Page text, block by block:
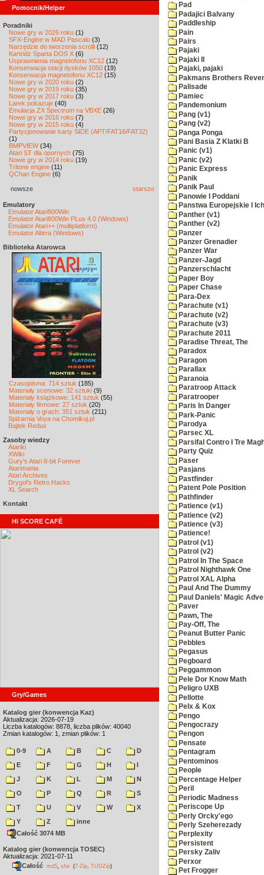
Pomocnik/Helper
Poradniki
Nowe gry w 2026 roku (1)
SFX-Engine w MAD Pascalu (3)
Narzędzie do tworzenia scrolli (12)
Kartridż Sparta DOS X (6)
Usprawnienia magnetofonu XC12 (12)
Konserwacja stacji dysków 1050 (19)
Konserwacja magnetofonu XC12 (15)
Nowe gry w 2020 roku (2)
Nowe gry w 2019 roku (35)
Nowe gry w 2017 roku (3)
Larek pokazuje (40)
Emulacja ZX Spectrum na VBXE (26)
Nowe gry w 2016 roku (7)
Nowe gry w 2015 roku (4)
Partycjonowanie karty SIDE (APT/FAT16/FAT32)
(1)
BMPVIEW(34)
Atari ST dla opornych (75)
Nowe gry w 2014 roku (19)
Tritone engine (11)
QChan Engine (6)
nowsze starsze
Emulatory
Emulator Atari800Win
Emulator Atari800Win PLus 4.0 (Windows)
Emulator Atari++ (multiplatform)
Emulator Altirra (Windows)
Biblioteka Atarowca
Czasopisma: 714 sztuk (185)
Materiały scenowe: 32 sztuki (9)
Materiały książkowe: 141 sztuk (55)
Materiały firmowe: 27 sztuk (20)
Materiały o grach: 351 sztuk (211)
Spiżarnia Voya na Chomikuj.pl
Bajtek Redux
Zasoby wiedzy
Atariki
XWiki
Gury's Atari 8-bit Forever
Atarimania
Atari Archives
Drygol's Retro Hacks
XL Search
Kontakt
HI SCORE CAFÉ
Gry/Games
Katalog gier (konwencja Kaz)
Aktualizacja: 2026-07-19
Liczba katalogów: 8878, liczba plików: 40040
Zmian katalogów: 1, zmian plików: 1
0-9 A B C
D
E
F G H
I
J
K L M
N
O
P Q R
S
T
U V W
X
Y
Z
inne
Całość 3074 MB
Katalog gier (konwencja TOSEC)
Aktualizacja: 2021-07-11
Całość md5 sha (7-Zip TUGZip)
Pad
Padajici Balvany
Paddleship
Pain
Pairs
Pajaki
Pajaki II
Pajaki, pajaki
Pakmans Brothers
Palisade
Pamiec
Pandemonium
Pang (v1)
Pang (v2)
Panga Ponga
Pani Basia Z Klatki B
Panic (v1)
Panic (v2)
Panic Express
Panik
Panik Paul
Panowie I Poddani
Panstwa Europejskie I
Panther (v1)
Panther (v2)
Panzer
Panzer Grenadier
Panzer War
Panzer-Jagd
Panzerschlacht
Paper Boy
Paper Chase
Para-Dex
Parachute (v1)
Parachute (v2)
Parachute (v3)
Parachute 2011
Paradise Threat, The
Paradox
Paragon
Parallax
Paranoia
Paratroop Attack
Paratrooper
Paris In Danger
Park-Panic
Parodya
Parsec XL
Parsifal Contro I Tre
Party Quiz
Paser
Pasjans
Pastfinder
Patent Pole Position
Pathfinder
Patience (v1)
Patience (v2)
Patience (v3)
Patience!
Patrol (v1)
Patrol (v2)
Patrol In The Space
Patrol Nighthawk One
Patrol XAL Alpha
Paul And The Dummy
Paul Daniels' Magic
Paver
Pawn, The
Pay-Off, The
Peanut Butter Panic
Pebbles
Pegasus
Pegboard
Peggammon
Pele Dor Know Math
Peligro UXB
Pellotte
Pelx & Kox
Pengo
Pengocrazy
Pengon
Pensate
Pentagram
Pentominos
People
Percentage Helper
Peril
Periodic Madness
Periscope Up
Perly Orcky'ego
Perly Szeherezady
Perplexity
Persistent
Persky Zaliv
Perxor
Pet Frogger